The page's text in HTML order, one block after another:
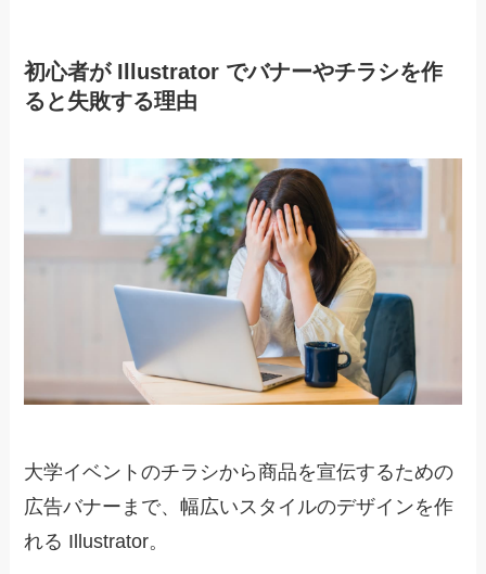
初心者が Illustrator でバナーやチラシを作
ると失敗する理由
大学イベントのチラシから商品を宣伝するための
広告バナーまで、幅広いスタイルのデザインを作
れる Illustrator。